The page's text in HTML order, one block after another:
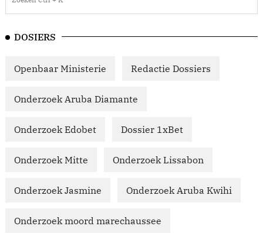
DOSIERS
Openbaar Ministerie Redactie Dossiers
Onderzoek Aruba Diamante
Onderzoek Edobet Dossier 1xBet
Onderzoek Mitte Onderzoek Lissabon
Onderzoek Jasmine Onderzoek Aruba Kwihi
Onderzoek moord marechaussee